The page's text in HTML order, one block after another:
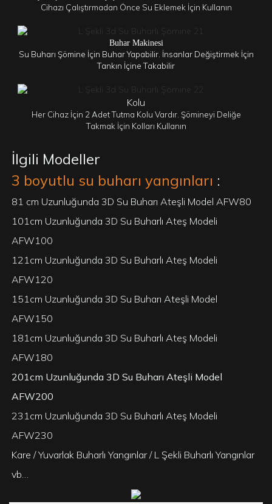
Cihazı Çalıştırmadan Önce Su Eklemek İçin Kullanın
Buhar Makinesi
Su Buharı Şömine İçin Buhar Yapabilir. İnsanlar Değiştirmek İçin
Tankın İçine Takabilir
Kolu
Her Cihaz İçin 2 Adet Tutma Kolu Vardır. Şömineyi Deliğe
Takmak İçin Kolları Kullanın
İlgili Modeller
3 boyutlu su buharı yangınları :
81 cm Uzunluğunda 3D Su Buharı Ateşli Model AFW80
101cm Uzunluğunda 3D Su Buharlı Ateş Modeli
AFW100
121cm Uzunluğunda 3D Su Buharlı Ateş Modeli
AFW120
151cm Uzunluğunda 3D Su Buharı Ateşli Model
AFW150
181cm Uzunluğunda 3D Su Buharlı Ateş Modeli
AFW180
201cm Uzunluğunda 3D Su Buharı Ateşli Model
AFW200
231cm Uzunluğunda 3D Su Buharlı Ateş Modeli
AFW230
Kare / Yuvarlak Buharlı Yangınlar / L Şekli Buharlı Yangınlar
vb…